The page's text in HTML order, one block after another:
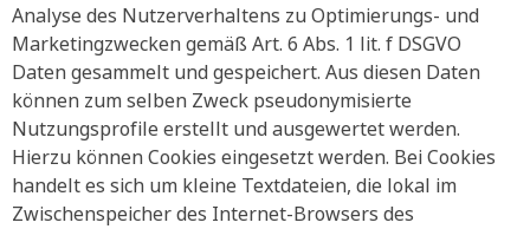
Analyse des Nutzerverhaltens zu Optimierungs- und
Marketingzwecken gemäß Art. 6 Abs. 1 lit. f DSGVO
Daten gesammelt und gespeichert. Aus diesen Daten
können zum selben Zweck pseudonymisierte
Nutzungsprofile erstellt und ausgewertet werden.
Hierzu können Cookies eingesetzt werden. Bei Cookies
handelt es sich um kleine Textdateien, die lokal im
Zwischenspeicher des Internet-Browsers des